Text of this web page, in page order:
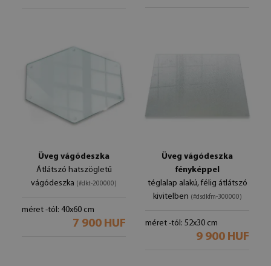
Üveg vágódeszka
Átlátszó hatszögletű
vágódeszka (#dkt-200000)
méret -tól: 40x60 cm
7 900 HUF
Üveg vágódeszka
fényképpel
téglalap alakú, félig átlátszó
kivitelben (#dsdkfm-300000)
méret -tól: 52x30 cm
9 900 HUF